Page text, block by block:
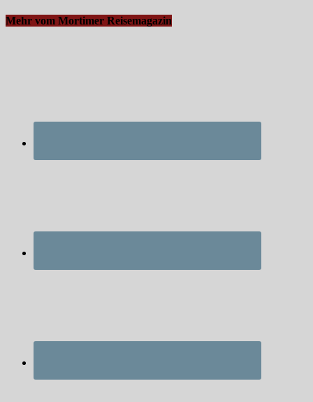
Mehr vom Mortimer Reisemagazin